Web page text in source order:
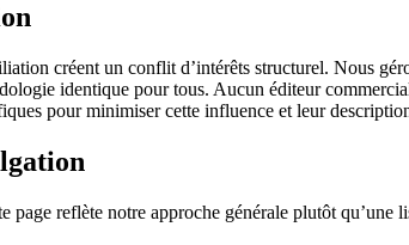
créent un conflit d’intérêts structurel. Nous
identique pour tous. Aucun éditeur
pour minimiser cette influence et leur
page reflète notre approche générale plutôt